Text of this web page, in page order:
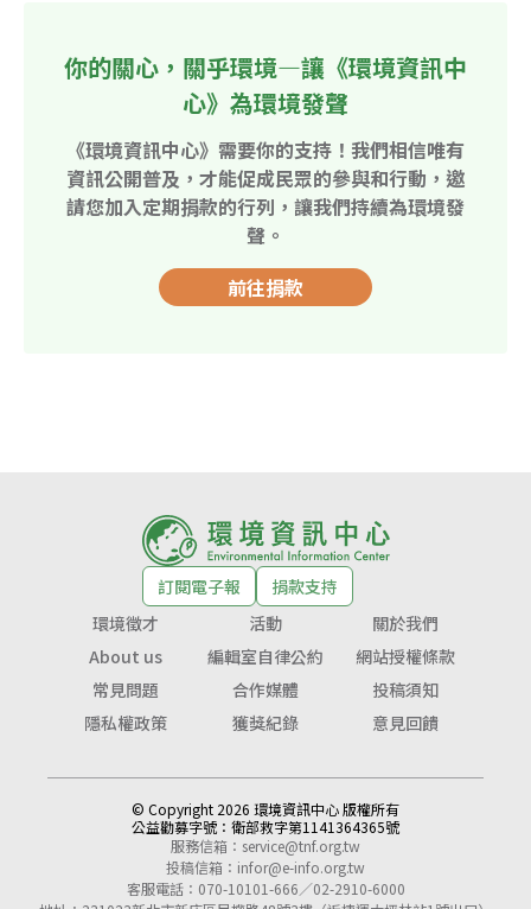
你的關心，關乎環境—讓《環境資訊中
心》為環境發聲
《環境資訊中心》需要你的支持！我們相信唯有
資訊公開普及，才能促成民眾的參與和行動，邀
請您加入定期捐款的行列，讓我們持續為環境發
聲。
前往捐款
訂閱電子報
捐款支持
環境徵才
活動
關於我們
About us
編輯室自律公約
網站授權條款
常見問題
合作媒體
投稿須知
隱私權政策
獲獎紀錄 意見回饋
© Copyright 2026 環境資訊中心 版權所有
公益勸募字號： 衛部救字第1141364365號
服務信箱： service@tnf.org.tw
投稿信箱： infor@e-info.org.tw
客服電話：070-10101-666／02-2910-6000